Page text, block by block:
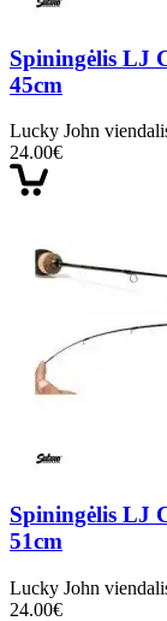
Spiningėlis LJ
45cm
Lucky John
24.00€
Spiningėlis LJ
51cm
Lucky John
24.00€